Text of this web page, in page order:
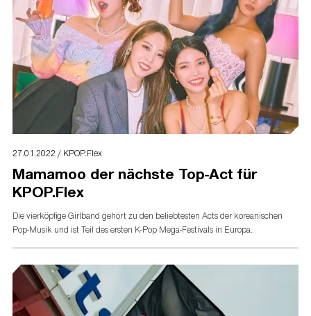
27.01.2022 / KPOP.Flex
Mamamoo der nächste Top-Act für
KPOP.Flex
Die vierköpfige Girlband gehört zu den beliebtesten Acts der koreanischen
Pop-Musik und ist Teil des ersten K-Pop Mega-Festivals in Europa.